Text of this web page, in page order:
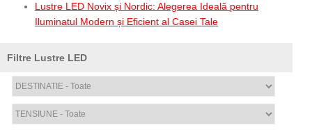
Lustre LED Novix și Nordic: Alegerea Ideală pentru
Iluminatul Modern și Eficient al Casei Tale
Filtre Lustre LED